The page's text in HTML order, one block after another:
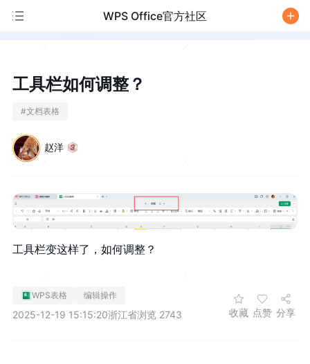
WPS Office官方社区
工具栏如何调整？
#文档表格
赵洋
工具栏变这样了，如何调整？
WPS表格 编辑操作
2025-12-19 15:15:20浙江省浏览 2743 收藏 点赞 分享